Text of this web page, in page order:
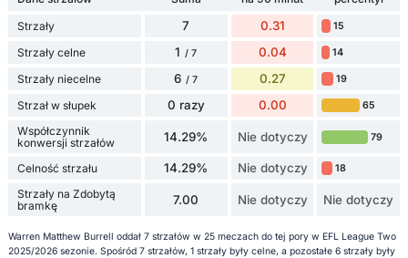
Strzały
7 0.31 15
Strzały celne 1 / 7 0.04 14
Strzały niecelne 6 / 7 0.27 19
Strzał w słupek 0 razy 0.00 65
Współczynnik
konwersji strzałów
14.29% Nie dotyczy 79
Celność strzału 14.29% Nie dotyczy 18
Strzały na Zdobytą
bramkę
7.00 Nie dotyczy Nie dotyczy
Warren Matthew Burrell oddał 7 strzałów w 25 meczach do tej pory w EFL League Two
2025/2026 sezonie. Spośród 7 strzałów, 1 strzały były celne, a pozostałe 6 strzały były